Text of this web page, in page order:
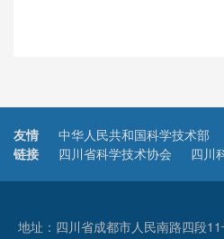
友情
链接
中华人民共和国科学技术部
四川省科学技术协会
四川
地址：四川省成都市人民南路四段